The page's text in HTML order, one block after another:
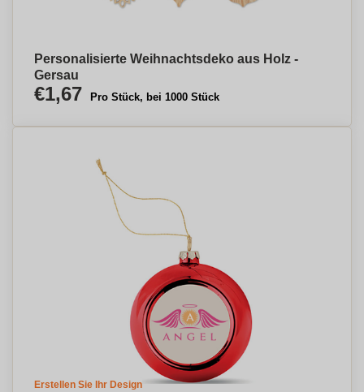
Personalisierte Weihnachtsdeko aus Holz -
Gersau
€1,67 Pro Stück, bei 1000 Stück
Erstellen Sie Ihr Design